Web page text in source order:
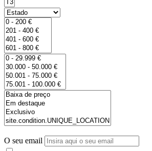
O seu email